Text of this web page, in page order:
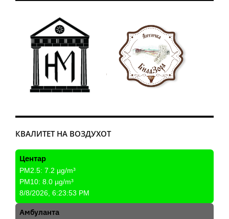
КВАЛИТЕТ НА ВОЗДУХОТ
Центар
PM2.5: 7.2 µg/m³
PM10: 8.0 µg/m³
8/8/2026, 6:23:53 PM
Амбуланта